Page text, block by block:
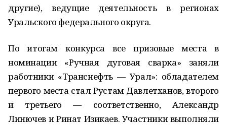
другие), ведущие деятельность в регионах
Уральского федерального округа.
По итогам конкурса все призовые места в
номинации «Ручная дуговая сварка» заняли
работники «Транснефть — Урал»: обладателем
первого места стал Рустам Давлетханов, второго
и третьего — соответственно, Александр
Линючев и Ринат Изикаев. Участники выполняли